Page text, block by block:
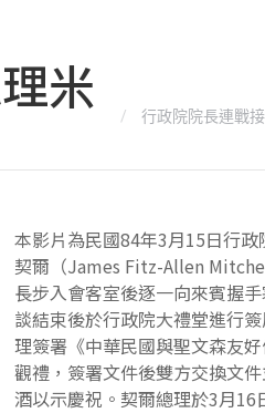
米
行政院院長連戰
本影片為民國84年3月15日行
契爾（James Fitz-Allen
長步入會客室後逐一向來賓握
談結束後於行政院大禮堂進行
理簽署《中華民國與聖文森友
觀禮，簽署文件後雙方交換文
酒以示慶祝。契爾總理於3月16